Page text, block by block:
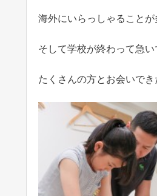
海外にいらっしゃること
そして学校が終わって急
たくさんの方とお会いで